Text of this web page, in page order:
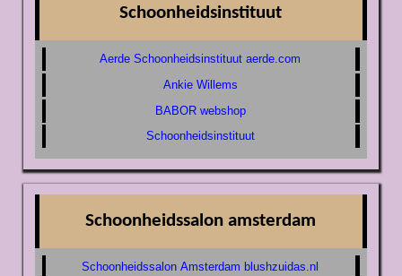
Schoonheidsinstituut
Aerde Schoonheidsinstituut aerde.com
Ankie Willems
BABOR webshop
Schoonheidsinstituut
Schoonheidssalon amsterdam
Schoonheidssalon Amsterdam blushzuidas.nl